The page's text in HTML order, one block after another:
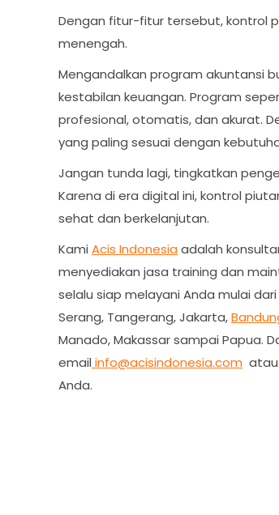
Dengan fitur-fitur tersebut, kontrol
menengah.
Mengandalkan program akuntansi
kestabilan keuangan. Program
profesional, otomatis, dan akurat.
yang paling sesuai dengan
Jangan tunda lagi, tingkatkan
Karena di era digital ini, kontrol
sehat dan berkelanjutan.
Kami Acis Indonesia adalah
menyediakan jasa training dan
selalu siap melayani Anda mulai
Serang, Tangerang, Jakarta,
Manado, Makassar sampai Papua.
email info@acisindonesia.com atau
Anda.